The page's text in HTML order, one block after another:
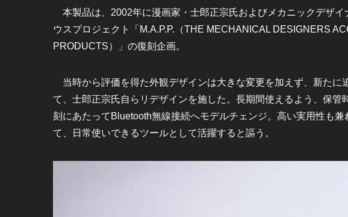
本製品は、2002年に漫画家・士郎正宗氏およびメカニックデザ
ウスプロジェクト「M.A.P.P.（THE MECHANICAL DESIGNERS
PRODUCTS）」の復刻企画。
当時から評価を得た外観デザインは大きな変更を加えず、新たに
て、士郎正宗氏自らリデザインを施した。長期間使えるよう、保
刻にあたってBluetooth無線接続へモデルチェンジ。高い実用性も
て、日常使いできるツールとして活躍すると謳う。